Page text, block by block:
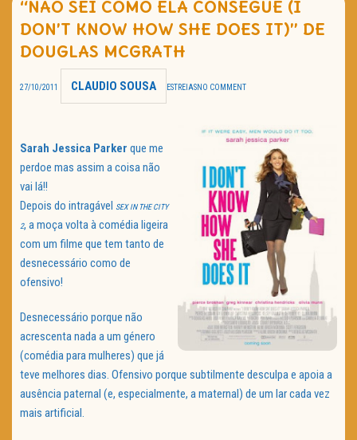
NOTA PESSOAL
“NÃO SEI COMO ELA CONSEGUE (I
DON’T KNOW HOW SHE DOES IT)” DE
DOUGLAS MCGRATH
27/10/2011 CLAUDIO SOUSA ESTREIASNO COMMENT
Sarah Jessica Parker que me
perdoe mas assim a coisa não
vai lá!!
Depois do intragável SEX IN THE CITY
2, a moça volta à comédia ligeira
com um filme que tem tanto de
desnecessário como de
ofensivo!
Desnecessário porque não
acrescenta nada a um género
(comédia para mulheres) que já
teve melhores dias. Ofensivo porque subtilmente desculpa e apoia a
ausência paternal (e, especialmente, a maternal) de um lar cada vez
mais artificial.